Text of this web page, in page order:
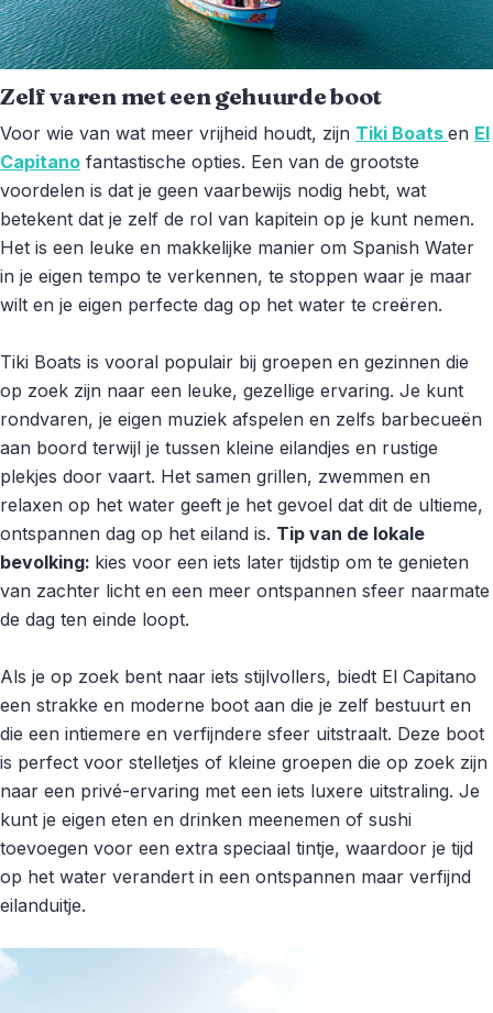
Zelf varen met een gehuurde boot
Voor wie van wat meer vrijheid houdt, zijn Tiki Boats en El
Capitano fantastische opties. Een van de grootste
voordelen is dat je geen vaarbewijs nodig hebt, wat
betekent dat je zelf de rol van kapitein op je kunt nemen.
Het is een leuke en makkelijke manier om Spanish Water
in je eigen tempo te verkennen, te stoppen waar je maar
wilt en je eigen perfecte dag op het water te creëren.
Tiki Boats is vooral populair bij groepen en gezinnen die
op zoek zijn naar een leuke, gezellige ervaring. Je kunt
rondvaren, je eigen muziek afspelen en zelfs barbecueën
aan boord terwijl je tussen kleine eilandjes en rustige
plekjes door vaart. Het samen grillen, zwemmen en
relaxen op het water geeft je het gevoel dat dit de ultieme,
ontspannen dag op het eiland is. Tip van de lokale
bevolking: kies voor een iets later tijdstip om te genieten
van zachter licht en een meer ontspannen sfeer naarmate
de dag ten einde loopt.
Als je op zoek bent naar iets stijlvollers, biedt El Capitano
een strakke en moderne boot aan die je zelf bestuurt en
die een intiemere en verfijndere sfeer uitstraalt. Deze boot
is perfect voor stelletjes of kleine groepen die op zoek zijn
naar een privé-ervaring met een iets luxere uitstraling. Je
kunt je eigen eten en drinken meenemen of sushi
toevoegen voor een extra speciaal tintje, waardoor je tijd
op het water verandert in een ontspannen maar verfijnd
eilanduitje.